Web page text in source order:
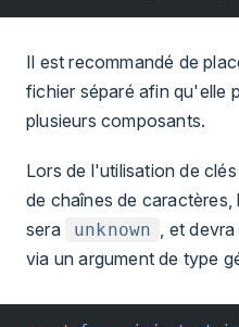
Il est recommandé de
fichier séparé afin qu'elle
plusieurs composants.
Lors de l'utilisation de
de chaînes de
sera
unknown , et
via un argument de type